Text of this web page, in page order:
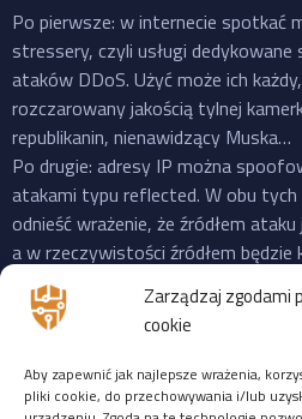
Zarządzaj zgodami
cookie
Aby zapewnić jak najlepsze wrażenia,
pliki cookie, do przechowywania i/lub
Po pierwsze: w internecie spotkać
stressery, czyli usługi
ataków DDoS. Użyć może ich
rozczarowany jakością tylnej
republikanin, nienawidzący Muska…
Po drugie: adresy IP można
atakami typu reflected. W obu
odnieść wrażenie, że źródłem
a w rzeczywistości źródłem będzie
Po trzecie: do ataku na X
o cudownej nazwie “Mroczna
w 2023 i ma na swoim koncie ataki
Izraelu czy EU. Ale podobnie jak
często mijają się z prawdą, więc